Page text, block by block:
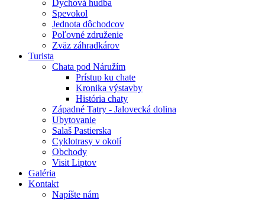
Dychová hudba
Spevokol
Jednota dôchodcov
Poľovné združenie
Zväz záhradkárov
Turista
Chata pod Náružím
Prístup ku chate
Kronika výstavby
História chaty
Západné Tatry - Jalovecká dolina
Ubytovanie
Salaš Pastierska
Cyklotrasy v okolí
Obchody
Visit Liptov
Galéria
Kontakt
Napíšte nám